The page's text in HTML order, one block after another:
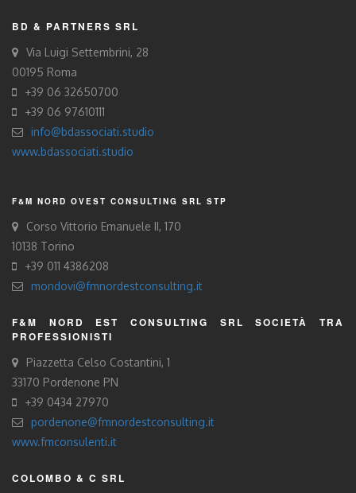
BD & PARTNERS SRL
Via Luigi Settembrini, 28
00195 Roma
+39 06 32650700
+39 06 97610111
info@bdassociati.studio
www.bdassociati.studio
F&M NORD OVEST CONSULTING SRL STP
Corso Vittorio Emanuele II, 170
10138 Torino
+39 011 4386208
mondovi@fmnordestconsulting.it
F&M NORD EST CONSULTING SRL SOCIETÀ TRA
PROFESSIONISTI
Piazzetta Celso Costantini, 1
33170 Pordenone PN
+39 0434 27970
pordenone@fmnordestconsulting.it
www.fmconsulenti.it
COLOMBO & C SRL